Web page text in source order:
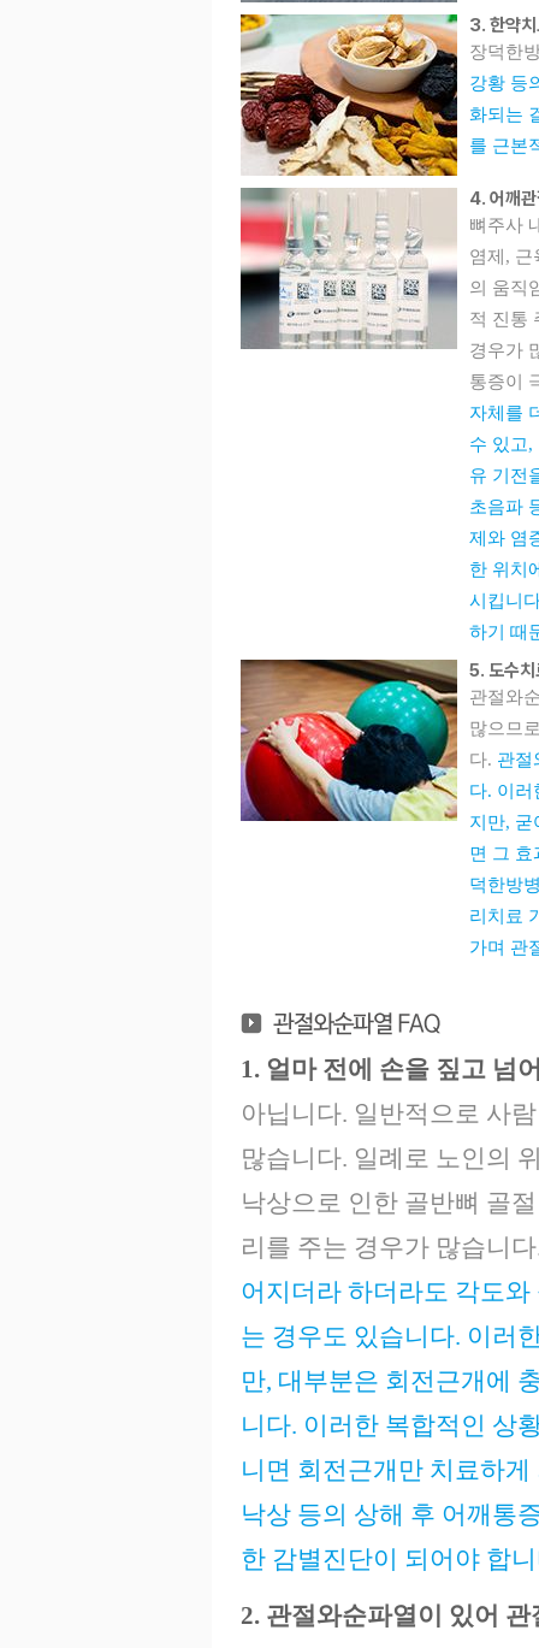
3. 한약
장덕한
강황 등
화되는
를 근본
4. 어깨
뼈주사
염제, 근
의 움직
적 진통
경우가
통증이
자체를
수 있고,
유 기전
초음파
제와 염
한 위치
시킵니
하기 때
5. 도수치
관절와
많으므
다. 관절
다. 이러
지만, 굳
면 그 효
덕한방
리치료
가며 관
1. 얼마 전에 손을 짚고 넘
아닙니다. 일반적으로 사
많습니다. 일례로 노인의
낙상으로 인한 골반뼈 골
리를 주는 경우가 많습니
어지더라 하더라도 각도
는 경우도 있습니다. 이러
만, 대부분은 회전근개에
니다. 이러한 복합적인 상
니면 회전근개만 치료하
낙상 등의 상해 후 어깨통
한 감별진단이 되어야 합
2. 관절와순파열이 있어